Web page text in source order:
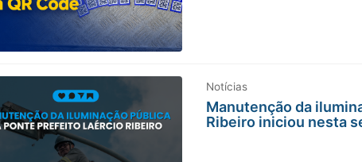
Notícias
Manutenção da
Ribeiro iniciou nesta